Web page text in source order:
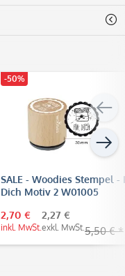
-50%
SALE - Woodies Stempel -
Dich Motiv 2 W01005
2,70 €
inkl. MwSt.
2,27 €
exkl. MwSt. 5,50 € *